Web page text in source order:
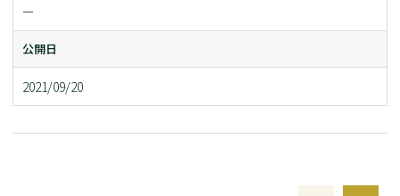
ー
公開日
2021/09/20